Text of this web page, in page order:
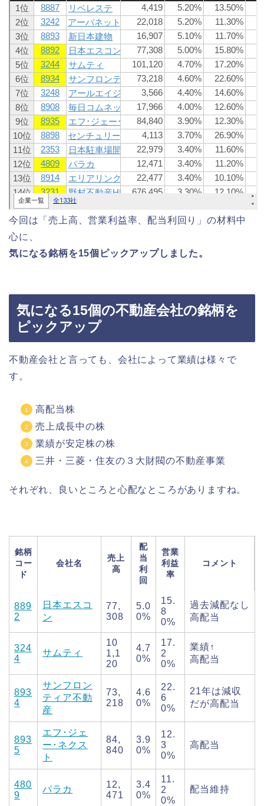
今回は「売上高、営業利益率、配当利回り」の材料中
心に、
気になる銘柄を15個ピックアップしました。
気になる15個の不動産会社の銘柄を
ピックアップ
不動産会社と言っても、会社によって業績は様々で
す。
高配当株
売上成長中の株
業績が安定株の株
三井・三菱・住友の３大財閥の不動産事業
それぞれ、良いところと心配なところがありますね。
銘柄
コー
ド
会社名
売上
高
配
当
利
回
営業
利益
率
コメント
889
2
日本エスコ
ン
77,
308
5.0
0%
15.
8
0%
過去減配なし
高配当
324
4
サムティ
10
1,1
20
4.7
0%
17.
2
0%
業績↑
高配当
893
4
サンフロン
ティア不動
産
73,
218
4.6
0%
22.
6
0%
21年は減収
だが高配当
893
5
エフ･ジェ
ー･ネクス
ト
84,
840
3.9
0%
12.
3
0%
高配当
480
9
パラカ
12,
471
3.4
0%
11.
2
0%
配当維持